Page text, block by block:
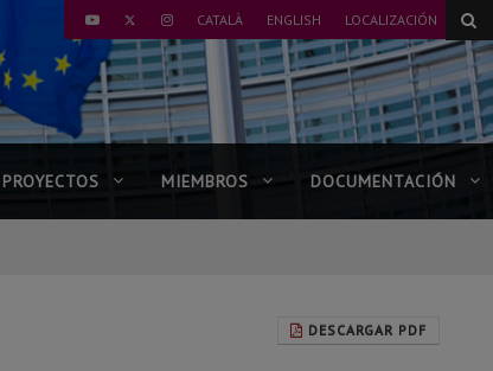
YOUTUBETWITTERINSTAGRAM
CATALÀ ENGLISH LOCALIZACIÓN
PROYECTOS MIEMBROS DOCUMENTACIÓN
DESCARGAR PDF